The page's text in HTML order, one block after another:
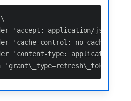
'accept: application/json' \\
'cache-control: no-cache' \\
'content-type: application/x-